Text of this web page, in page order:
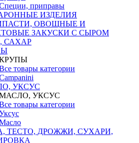
приправы
ИЗДЕЛИЯ
ОВОЩНЫЕ И
ЗАКУСКИ С СЫРОМ
САХАР
товары категории
УКСУС
УКСУС
товары категории
ТЕСТО, ДРОЖЖИ, СУХАРИ,